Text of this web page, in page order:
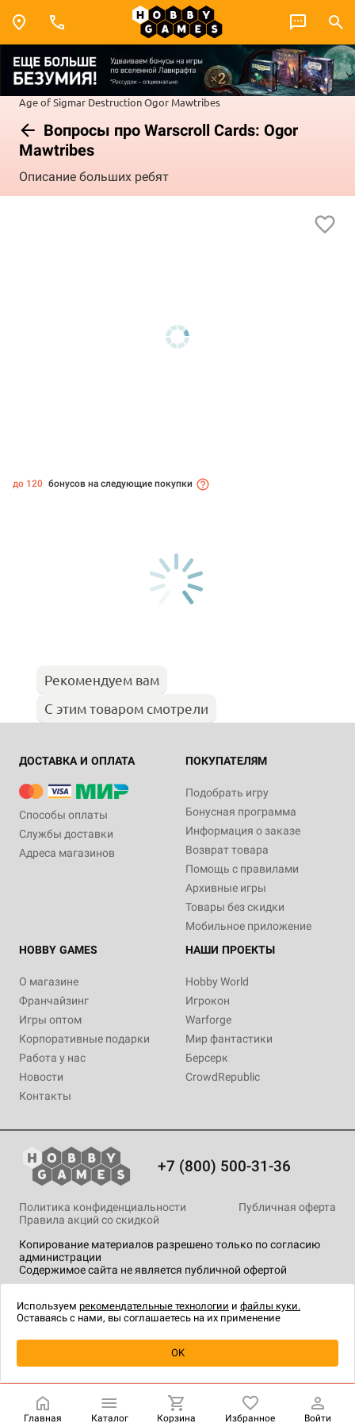
Age of Sigmar DestructionOgor Mawtribes
Вопросы про Warscroll Cards: Ogor
Mawtribes
Описание больших ребят
Уведомить о наличии
до 120 бонусов на следующие покупки
Рекомендуем вам
С этим товаром смотрели
ДОСТАВКА И ОПЛАТА
Способы оплаты
Службы доставки
Адреса магазинов
ПОКУПАТЕЛЯМ
Подобрать игру
Бонусная программа
Информация о заказе
Возврат товара
Помощь с правилами
Архивные игры
Товары без скидки
Мобильное приложение
HOBBY GAMES
О магазине
Франчайзинг
Игры оптом
Корпоративные подарки
Работа у нас
Новости
Контакты
НАШИ ПРОЕКТЫ
Hobby World
Игрокон
Warforge
Мир фантастики
Берсерк
CrowdRepublic
+7 (800) 500-31-36
Копирование материалов разрешено только по согласию
администрации
Содержимое сайта не является публичной офертой
Политика конфиденциальности
Публичная оферта
Правила акций со скидкой
технологии.
Главная Каталог Корзина Избранное Войти
Используем рекомендательные технологии и файлы куки.
Оставаясь с нами, вы соглашаетесь на их применение
OK